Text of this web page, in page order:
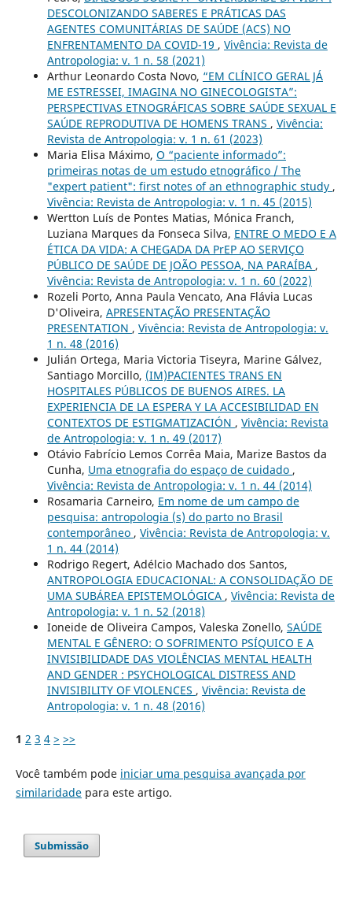
DESCOLONIZANDO SABERES E PRÁTICAS DAS
AGENTES COMUNITÁRIAS DE SAÚDE (ACS) NO
ENFRENTAMENTO DA COVID-19 , Vivência: Revista de
Antropologia: v. 1 n. 58 (2021)
Arthur Leonardo Costa Novo, “EM CLÍNICO GERAL JÁ
ME ESTRESSEI, IMAGINA NO GINECOLOGISTA”:
PERSPECTIVAS ETNOGRÁFICAS SOBRE SAÚDE SEXUAL E
SAÚDE REPRODUTIVA DE HOMENS TRANS , Vivência:
Revista de Antropologia: v. 1 n. 61 (2023)
Maria Elisa Máximo, O “paciente informado”:
primeiras notas de um estudo etnográfico / The
"expert patient": first notes of an ethnographic study ,
Vivência: Revista de Antropologia: v. 1 n. 45 (2015)
Wertton Luís de Pontes Matias, Mónica Franch,
Luziana Marques da Fonseca Silva, ENTRE O MEDO E A
ÉTICA DA VIDA: A CHEGADA DA PrEP AO SERVIÇO
PÚBLICO DE SAÚDE DE JOÃO PESSOA, NA PARAÍBA ,
Vivência: Revista de Antropologia: v. 1 n. 60 (2022)
Rozeli Porto, Anna Paula Vencato, Ana Flávia Lucas
D'Oliveira, APRESENTAÇÃO PRESENTAÇÃO
PRESENTATION , Vivência: Revista de Antropologia: v.
1 n. 48 (2016)
Julián Ortega, Maria Victoria Tiseyra, Marine Gálvez,
Santiago Morcillo, (IM)PACIENTES TRANS EN
HOSPITALES PÚBLICOS DE BUENOS AIRES. LA
EXPERIENCIA DE LA ESPERA Y LA ACCESIBILIDAD EN
CONTEXTOS DE ESTIGMATIZACIÓN , Vivência: Revista
de Antropologia: v. 1 n. 49 (2017)
Otávio Fabrício Lemos Corrêa Maia, Marize Bastos da
Cunha, Uma etnografia do espaço de cuidado ,
Vivência: Revista de Antropologia: v. 1 n. 44 (2014)
Rosamaria Carneiro, Em nome de um campo de
pesquisa: antropologia (s) do parto no Brasil
contemporâneo , Vivência: Revista de Antropologia: v.
1 n. 44 (2014)
Rodrigo Regert, Adélcio Machado dos Santos,
ANTROPOLOGIA EDUCACIONAL: A CONSOLIDAÇÃO DE
UMA SUBÁREA EPISTEMOLÓGICA , Vivência: Revista de
Antropologia: v. 1 n. 52 (2018)
Ioneide de Oliveira Campos, Valeska Zonello, SAÚDE
MENTAL E GÊNERO: O SOFRIMENTO PSÍQUICO E A
INVISIBILIDADE DAS VIOLÊNCIAS MENTAL HEALTH
AND GENDER : PSYCHOLOGICAL DISTRESS AND
INVISIBILITY OF VIOLENCES , Vivência: Revista de
Antropologia: v. 1 n. 48 (2016)
1 2 3 4 > >>
Você também pode iniciar uma pesquisa avançada por
similaridadepara este artigo.
Submissão